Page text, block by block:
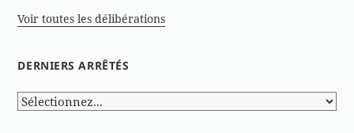
Voir toutes les délibérations
DERNIERS ARRÊTÉS